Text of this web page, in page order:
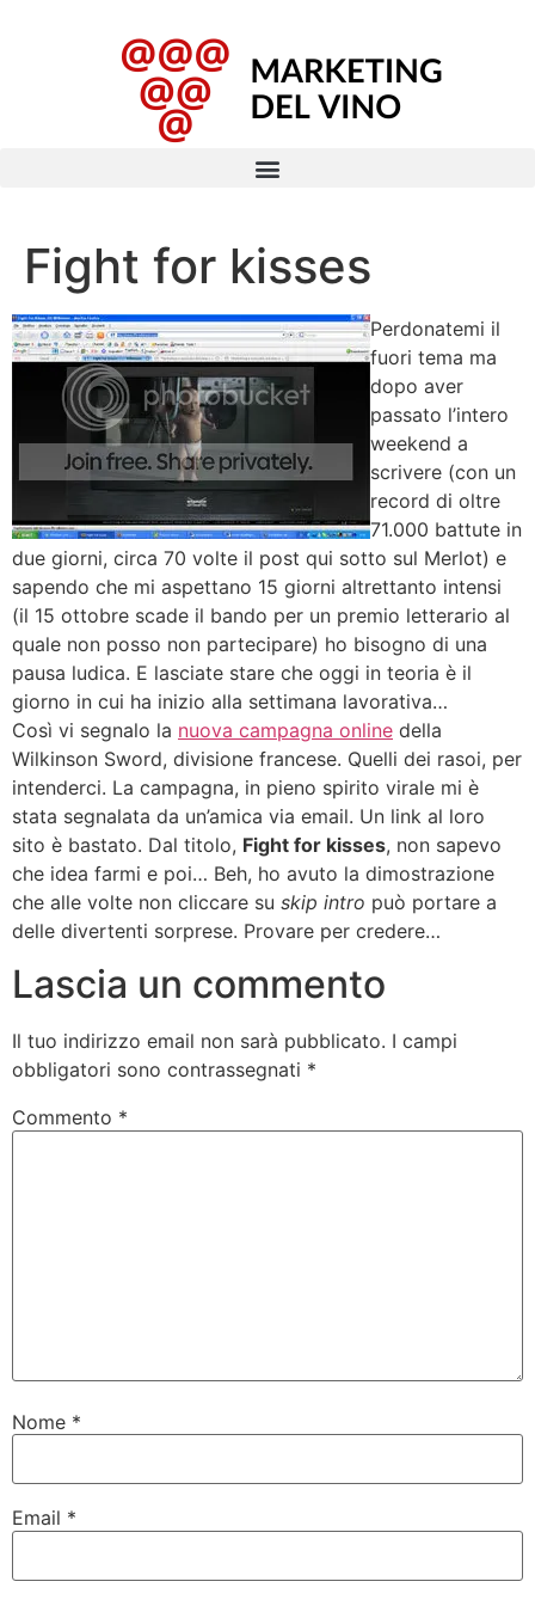
Fight for kisses
Perdonatemi il
fuori tema ma
dopo aver
passato l’intero
weekend a
scrivere (con un
record di oltre
71.000 battute in
due giorni, circa 70 volte il post qui sotto sul Merlot) e
sapendo che mi aspettano 15 giorni altrettanto intensi
(il 15 ottobre scade il bando per un premio letterario al
quale non posso non partecipare) ho bisogno di una
pausa ludica. E lasciate stare che oggi in teoria è il
giorno in cui ha inizio alla settimana lavorativa…
Così vi segnalo la nuova campagna online della
Wilkinson Sword, divisione francese. Quelli dei rasoi, per
intenderci. La campagna, in pieno spirito virale mi è
stata segnalata da un’amica via email. Un link al loro
sito è bastato. Dal titolo, Fight for kisses, non sapevo
che idea farmi e poi… Beh, ho avuto la dimostrazione
che alle volte non cliccare su skip intro può portare a
delle divertenti sorprese. Provare per credere…
Lascia un commento
Il tuo indirizzo email non sarà pubblicato. I campi
obbligatori sono contrassegnati *
Commento *
Nome *
Email *